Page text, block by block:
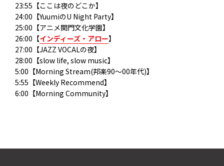
23:55【ここは夜のどこか】
24:00【YuumiのU Night Party】
25:00【アニメ関門文化学園】
26:00【インディーズ・アロー】
27:00【JAZZ VOCALの夜】
28:00【slow life, slow music】
5:00【Morning Stream(邦楽90～00年代)】
5:55【Weekly Recommend】
6:00【Morning Community】